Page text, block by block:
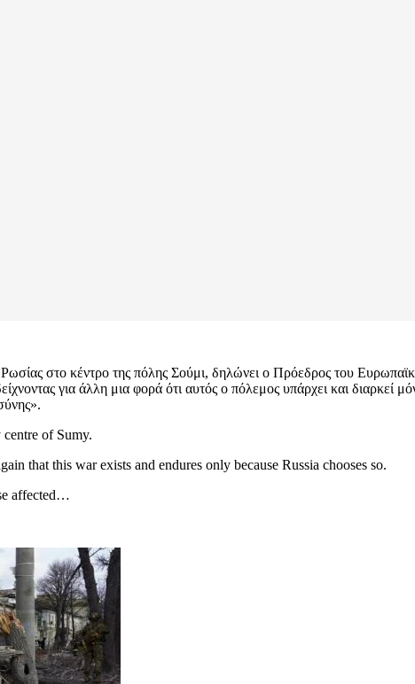
Ρωσίας στο κέντρο της πόλης Σούμι, δηλώνει ο Πρόεδρος του
για άλλη μια φορά ότι αυτός ο πόλεμος υπάρχει και διαρκεί
centre of Sumy.
that this war exists and endures only because Russia chooses so.
affected…